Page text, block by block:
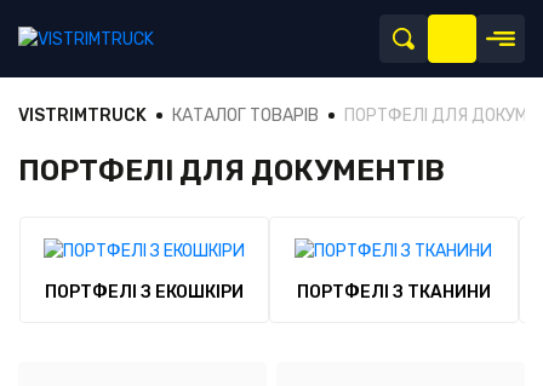
VISTRIMTRUCK КАТАЛОГ ТОВАРІВ ПОРТФЕЛІ ДЛЯ
ПОРТФЕЛІ ДЛЯ ДОКУМЕНТІВ
ПОРТФЕЛІ З ЕКОШКІРИ ПОРТФЕЛІ З ТКАНИНИ